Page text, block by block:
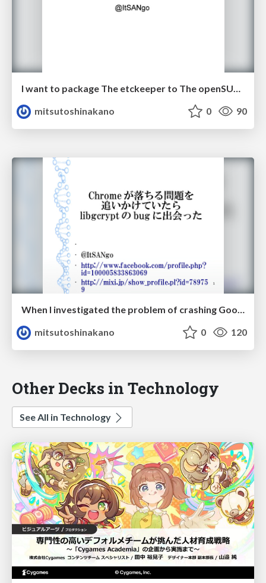
I want to package The etckeeper to The openSUSE (version 1).
mitsutoshinakano
0 90
When I investigated the problem of crashing Google Chrome, I met the bug in libgcrypt.
mitsutoshinakano
0 120
Other Decks in Technology
See All in Technology